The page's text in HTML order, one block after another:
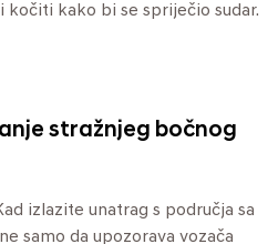
kočiti kako bi se spriječio sudar.
stražnjeg bočnog
izlazite unatrag s područja sa
samo da upozorava vozača